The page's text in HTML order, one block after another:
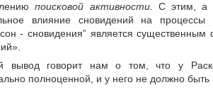
поисковой активности. С этим, а
влияние сновидений на процессы
- сновидения” является существенным
вывод говорит нам о том, что у
полноценной, и у него не должно быть